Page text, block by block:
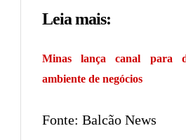
Leia mais:
Minas lança canal para
ambiente de negócios
Fonte: Balcão News